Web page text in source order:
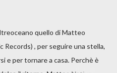
quello di Matteo
Records) , per seguire una stella,
e per tornare a casa. Perchè è